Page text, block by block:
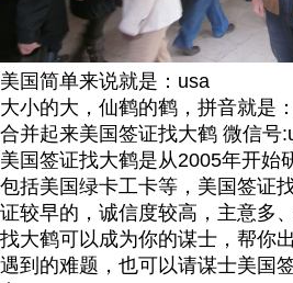
美国简单来说就是：usa
大小的大，仙鹤的鹤，拼音就是
合并起来美国签证找大鹤 微信号
美国签证找大鹤是从2005年开始
包括美国绿卡工卡等，美国签证
证较早的，诚信度较高，主意多
找大鹤可以成为你的谋士，帮你
遇到的难题，也可以请谋士美国